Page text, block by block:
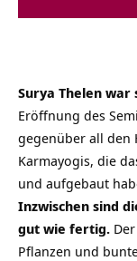
Surya Thelen
Eröffnung des
gegenüber all den
Karmayogis, die
und aufgebaut
Inzwischen sind
gut wie fertig.
Pflanzen und